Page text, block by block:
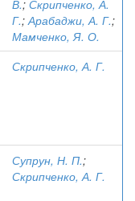
В.; Скрипченко, А.
Г.;Арабаджи, А. Г.;
Мамченко, Я. О.
Скрипченко, А. Г.
Супрун, Н. П.;
Скрипченко, А. Г.